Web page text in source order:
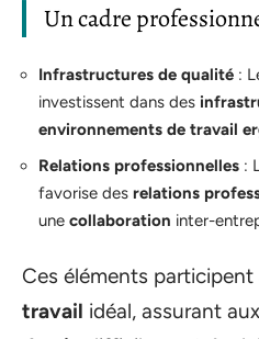
Un cadre
Infrastructures de qualité :
investissent dans des
environnements de travail
Relations professionnelles :
favorise des relations
une collaboration inter-
Ces éléments participent
travail idéal, assurant